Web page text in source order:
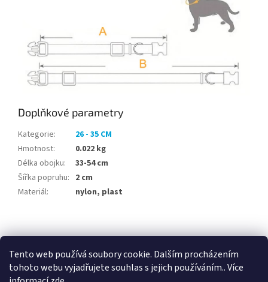
Tento web používá soubory cookie. Dalším procházením
tohoto webu vyjadřujete souhlas s jejich používáním.. Více
Doplňkové parametry
Kategorie:
26 - 35 CM
Hmotnost:
0.022 kg
Délka obojku:
33-54 cm
Šířka popruhu: 2 cm
Materiál: nylon, plast
á